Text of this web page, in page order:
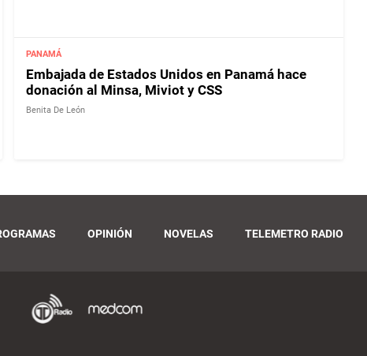
PANAMÁ
Embajada de Estados Unidos en Panamá hace
donación al Minsa, Miviot y CSS
Benita De León
OPINIÓN NOVELAS TELEMETRO RADIO